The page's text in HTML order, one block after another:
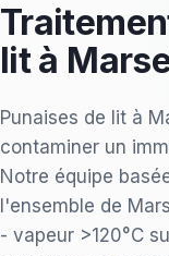
lit à
Punaises de lit à
contaminer un
Notre équipe
l'ensemble de
- vapeur >120°C